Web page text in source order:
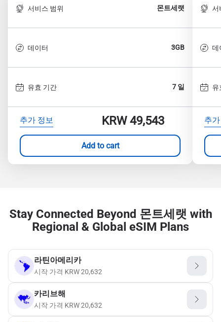
서비스 범위 몬트세랫
데이터 3GB
유효 기간 7 일
추가 정보 KRW 49,543
Add to cart
서
데
유
추
Stay Connected Beyond 몬트세랫 with
Regional & Global eSIM Plans
라틴아메리카
시작 가격 KRW20,632
카리브해
시작 가격 KRW20,632